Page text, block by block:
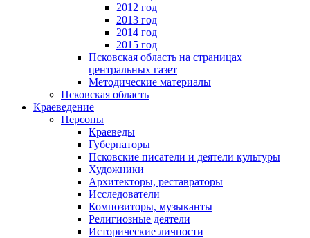
2012 год
2013 год
2014 год
2015 год
Псковская область на страницах
центральных газет
Методические материалы
Псковская область
Краеведение
Персоны
Краеведы
Губернаторы
Псковские писатели и деятели культуры
Художники
Архитекторы, реставраторы
Исследователи
Композиторы, музыканты
Религиозные деятели
Исторические личности